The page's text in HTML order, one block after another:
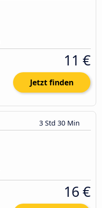
11 €
Jetzt finden
3 Std 30 Min
16 €